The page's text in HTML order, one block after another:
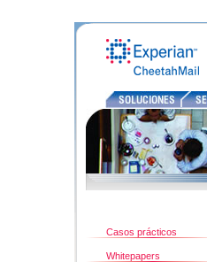
Casos prácticos
Whitepapers